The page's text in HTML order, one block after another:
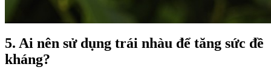
5. Ai nên sử dụng trái nhàu để tăng sức đề
kháng?